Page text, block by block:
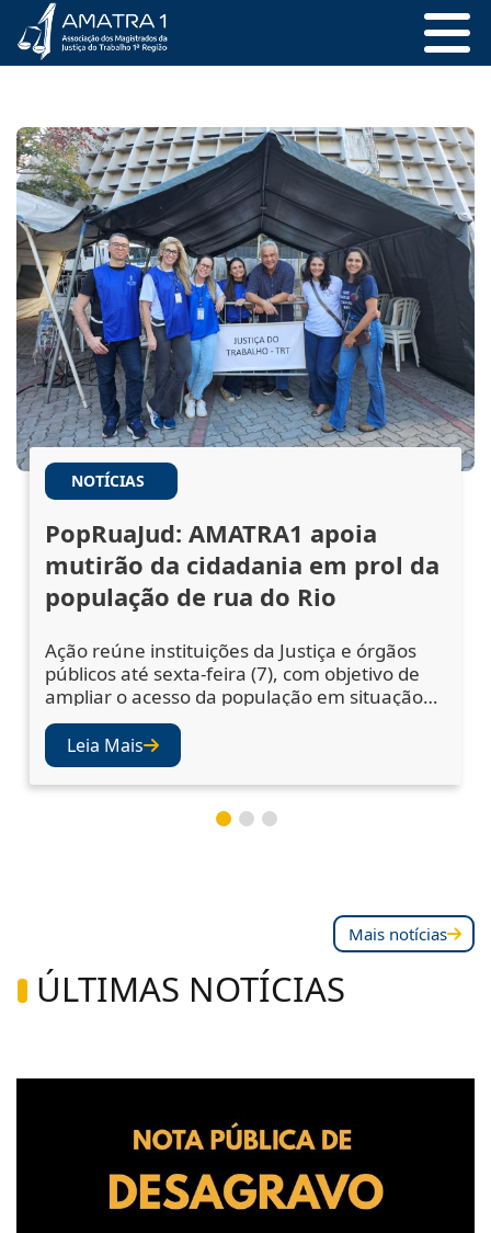
NOTÍCIAS
PopRuaJud: AMATRA1 apoia
mutirão da cidadania em prol da
população de rua do Rio
Ação reúne instituições da Justiça e órgãos
públicos até sexta-feira (7), com objetivo de
ampliar o acesso da população em situação
de rua a serviços essenciais A abertura da 5ª
edição do PopRuaJud-Rio reuniu
representantes do sistema de Justiça e de
órgãos públicos nesta quarta-feira (5), na
área externa da Catedral Metropolitana de
São Sebastião, no Centro do Rio, para
Leia Mais
Mais notícias
ÚLTIMAS NOTÍCIAS